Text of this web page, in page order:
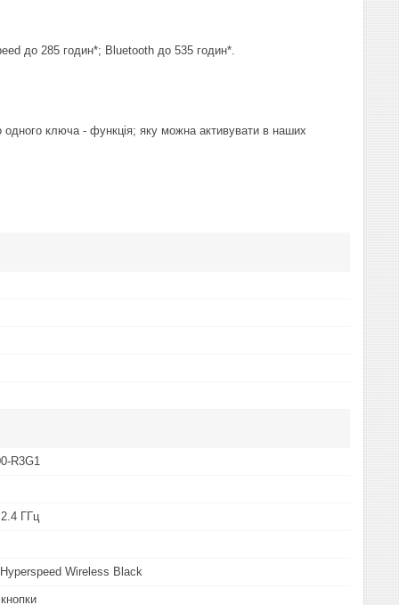
до 285 годин*; Bluetooth до 535 годин*.
одного ключа - функція; яку можна активувати в наших
R3G1
ГГц
Wireless Black